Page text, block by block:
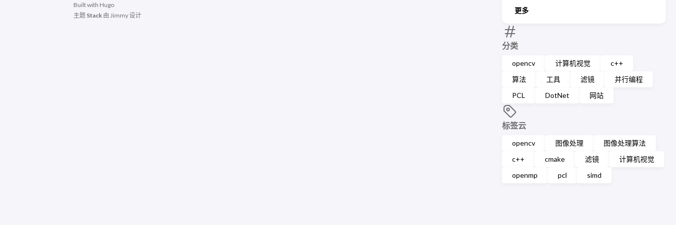
更多
分类
opencv 计算机视觉
c++
算法
工具 滤镜
并行编程
PCL
DotNet 网站
标签云
opencv 图像处理
图像处理算法
c++
cmake 滤镜
计算机视觉
openmp
pcl simd
Built with Hugo
主题 Stack 由 Jimmy设计